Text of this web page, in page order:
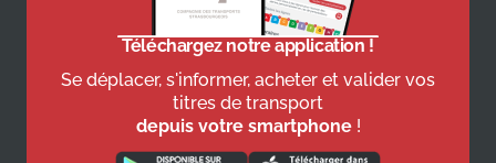
Téléchargez notre application !
Se déplacer, s'informer, acheter et valider vos
titres de transport
depuis votre smartphone !